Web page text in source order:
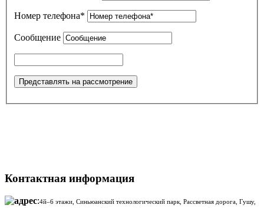
Номер телефона*
Сообщение
Контактная информация
:4й–6 этажи, Синьюанский технологический парк, Рассветная дорога, Гушу,